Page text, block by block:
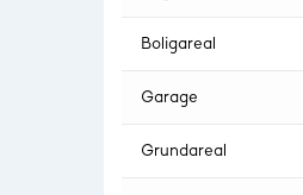
Boligareal
Garage
Grundareal